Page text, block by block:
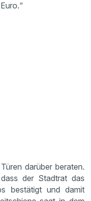
darüber beraten.
der Stadtrat das
bestätigt und damit